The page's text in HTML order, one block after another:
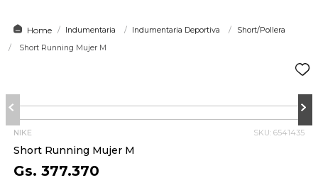
Indumentaria Indumentaria Deportiva
Short/Pollera
Short Running Mujer M
NIKE SKU: 6541435
Short Running Mujer M
Gs. 377.370
4.
lego
.
organizador
.
hot wheels
8.
9.
toalla
10. almohada